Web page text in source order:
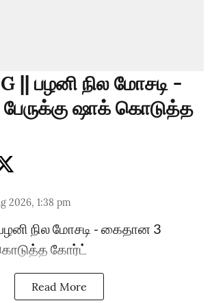
|| பழனி நில மோசடி -
ஷாக் கொடுத்த
2026, 1:38 pm
நில மோசடி - கைதான 3
கோர்ட்
Read More